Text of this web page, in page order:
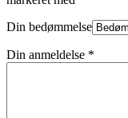
Din bedømmelse
Din anmeldelse *